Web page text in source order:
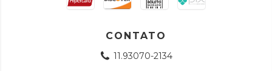
CONTATO
11.93070-2134